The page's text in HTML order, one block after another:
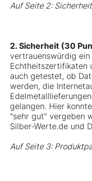
Auf Seite 2: Sicherheit
2. Sicherheit (30
vertrauenswürdig
Echtheitszertifikaten
auch getestet, ob
werden, die
gelangen. Hier
"sehr gut" vergeben
Silber-Werte.de und
Auf Seite 3: